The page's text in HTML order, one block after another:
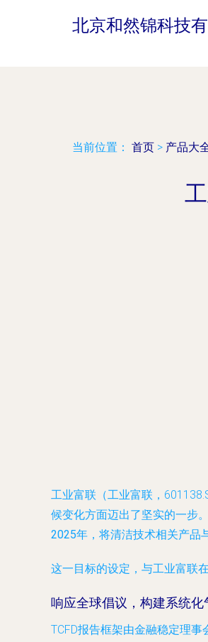
北京和然锦科技
当前位置： 首页 > 产品大
工业富联（工业富联，
候变化方面迈出了坚实的一步
2025年，将清洁技术相关产品
这一目标的设定，与工业富联
响应全球倡议，构建系统化
TCFD报告框架由金融稳定理